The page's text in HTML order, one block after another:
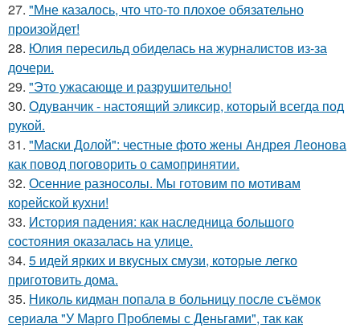
27. "Мне казалось, что что-то плохое обязательно
произойдет!
28. Юлия пересильд обиделась на журналистов из-за
дочери.
29. "Это ужасающе и разрушительно!
30. Одуванчик - настоящий эликсир, который всегда под
рукой.
31. "Маски Долой": честные фото жены Андрея Леонова
как повод поговорить о самопринятии.
32. Осенние разносолы. Мы готовим по мотивам
корейской кухни!
33. История падения: как наследница большого
состояния оказалась на улице.
34. 5 идей ярких и вкусных смузи, которые легко
приготовить дома.
35. Николь кидман попала в больницу после съёмок
сериала "У Марго Проблемы с Деньгами", так как